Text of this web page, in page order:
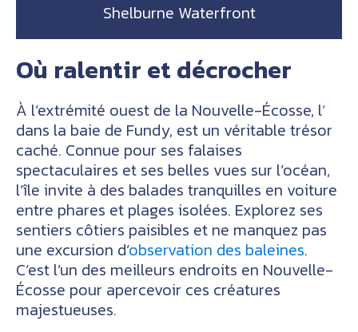
Shelburne Waterfront
Où ralentir et décrocher
À l’extrémité ouest de la Nouvelle-Écosse, l’
dans la baie de Fundy, est un véritable trésor
caché. Connue pour ses falaises
spectaculaires et ses belles vues sur l’océan,
l’île invite à des balades tranquilles en voiture
entre phares et plages isolées. Explorez ses
sentiers côtiers paisibles et ne manquez pas
une excursion d’observation des baleines.
C’est l’un des meilleurs endroits en Nouvelle-
Écosse pour apercevoir ces créatures
majestueuses.